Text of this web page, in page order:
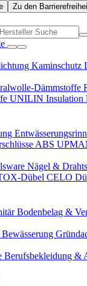
Zu den
Kaminschutz
Dämmstoffe
UNILIN Insulation
ABS
Nägel &
Dübel CELO
Bodenbelag &
Berufsbekleidung &